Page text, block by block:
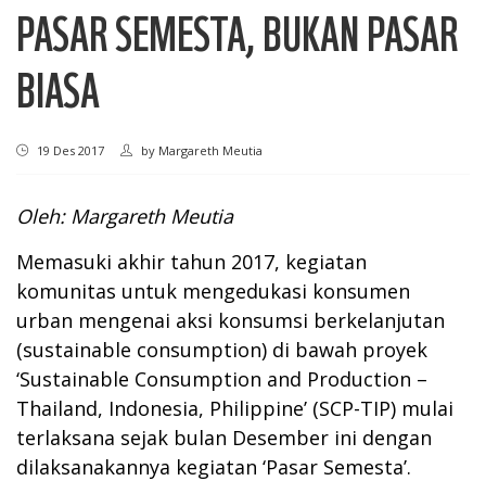
PASAR SEMESTA, BUKAN PASAR
BIASA
19 Des 2017 by Margareth Meutia
Oleh: Margareth Meutia
Memasuki akhir tahun 2017, kegiatan
komunitas untuk mengedukasi konsumen
urban mengenai aksi konsumsi berkelanjutan
(sustainable consumption) di bawah proyek
‘Sustainable Consumption and Production –
Thailand, Indonesia, Philippine’ (SCP-TIP) mulai
terlaksana sejak bulan Desember ini dengan
dilaksanakannya kegiatan ‘Pasar Semesta’.